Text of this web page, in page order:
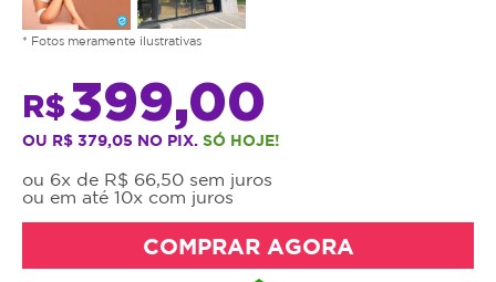
* Fotos meramente ilustrativas
R$399,00
OU R$ 379,05 NO PIX. SÓ HOJE!
ou 6x de R$ 66,50 sem juros
ou em até 10x com juros
COMPRAR AGORA